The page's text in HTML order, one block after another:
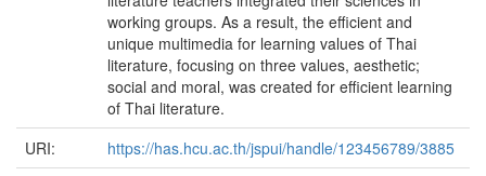
working groups. As a result, the efficient and
unique multimedia for learning values of Thai
literature, focusing on three values, aesthetic;
social and moral, was created for efficient learning
of Thai literature.
URI:
https://has.hcu.ac.th/jspui/handle/123456789/3885